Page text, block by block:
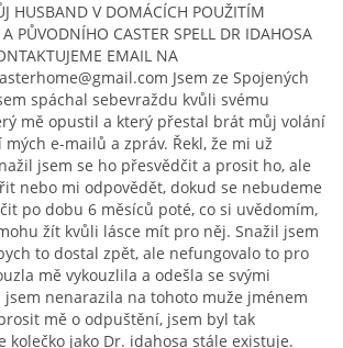
HUSBAND V DOMÁCÍCH POUŽITÍM
PŮVODNÍHO CASTER SPELL DR IDAHOSA
EMAIL NA
Jsem ze Spojených
spáchal sebevraždu kvůli svému
mě opustil a který přestal brát můj volání
mých e-mailů a zpráv. Řekl, že mi už
jsem se ho přesvědčit a prosit ho, ale
nebo mi odpovědět, dokud se nebudeme
po dobu 6 měsíců poté, co si uvědomím,
žít kvůli lásce mít pro něj. Snažil jsem
to dostal zpět, ale nefungovalo to pro
mě vykouzlila a odešla se svými
jsem nenarazila na tohoto muže jménem
mě o odpuštění, jsem byl tak
kolečko jako Dr. idahosa stále existuje.